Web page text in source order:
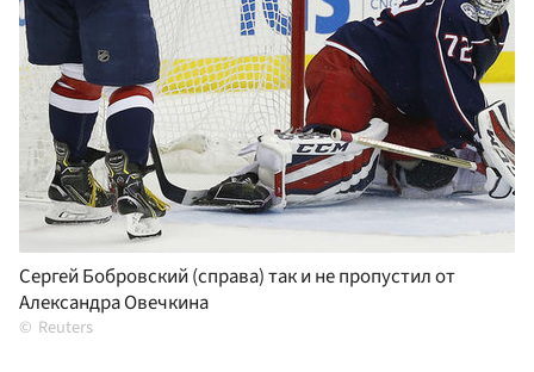
Сергей Бобровский (справа) так и не пропустил от
Александра Овечкина
Reuters